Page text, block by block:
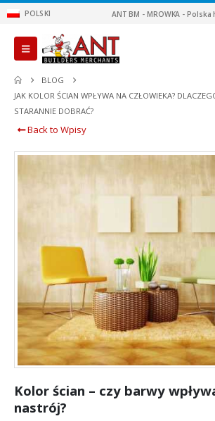
POLSKI ANT BM - MROWKA -
BLOG
JAK KOLOR ŚCIAN WPŁYWA NA CZŁOWIEKA?
STARANNIE DOBRAĆ?
Back to Wpisy
Kolor ścian – czy barwy
nastrój?